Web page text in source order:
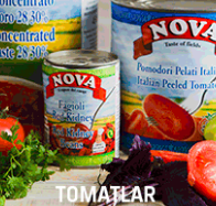
avtomobil qaçıran və
mobil telefon oğurlayan
- 14:15
karta istədiyiniz qədər
edə bilərsiniz – VİDEO